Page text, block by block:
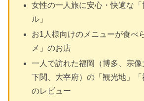
女性の一人旅に安心・快適な
ル」
お1人様向けのメニューが食べ
メ」のお店
一人で訪れた福岡（博多、宗像
下関、大宰府）の「観光地」「
のレビュー